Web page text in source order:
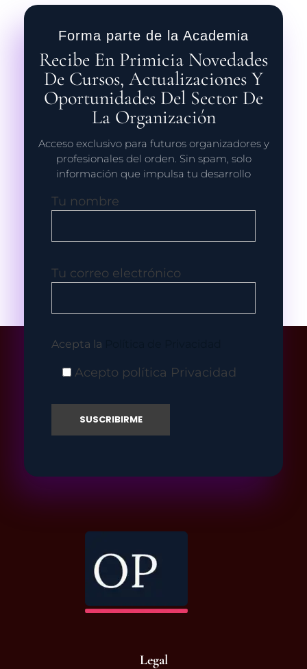
Forma parte de la Academia
Recibe En Primicia Novedades
De Cursos, Actualizaciones Y
Oportunidades Del Sector De
La Organización
Acceso exclusivo para futuros organizadores y
profesionales del orden. Sin spam, solo
información que impulsa tu desarrollo
Tu nombre
Tu correo electrónico
Acepta la
Acepto política Privacidad
Legal